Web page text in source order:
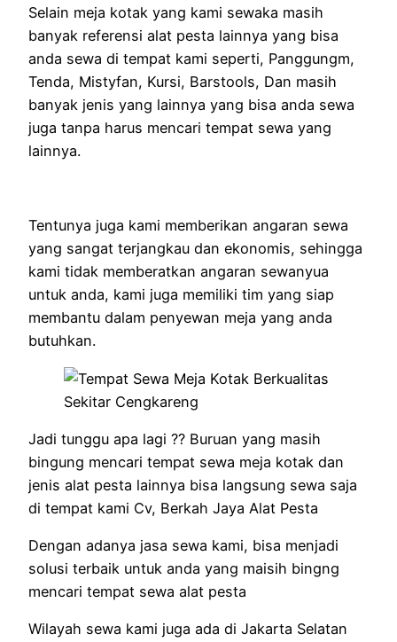
Selain meja kotak yang kami sewaka masih
banyak referensi alat pesta lainnya yang bisa
anda sewa di tempat kami seperti, Panggungm,
Tenda, Mistyfan, Kursi, Barstools, Dan masih
banyak jenis yang lainnya yang bisa anda sewa
juga tanpa harus mencari tempat sewa yang
lainnya.
Tentunya juga kami memberikan angaran sewa
yang sangat terjangkau dan ekonomis, sehingga
kami tidak memberatkan angaran sewanyua
untuk anda, kami juga memiliki tim yang siap
membantu dalam penyewan meja yang anda
butuhkan.
Jadi tunggu apa lagi ?? Buruan yang masih
bingung mencari tempat sewa meja kotak dan
jenis alat pesta lainnya bisa langsung sewa saja
di tempat kami Cv, Berkah Jaya Alat Pesta
Dengan adanya jasa sewa kami, bisa menjadi
solusi terbaik untuk anda yang maisih bingng
mencari tempat sewa alat pesta
Wilayah sewa kami juga ada di Jakarta Selatan